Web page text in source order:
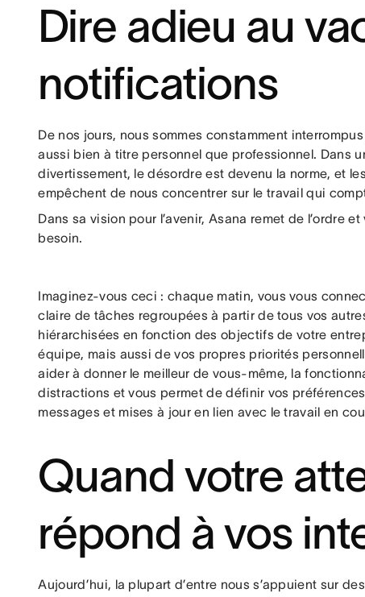
Dire adieu au
notifications
De nos jours, nous sommes constamment
aussi bien à titre personnel que professionnel. Dans
divertissement, le désordre est devenu la norme, et
empêchent de nous concentrer sur le travail qui
Dans sa vision pour l’avenir, Asana remet de l’ordre
besoin.
Imaginez-vous ceci : chaque matin, vous vous
claire de tâches regroupées à partir de tous vos
hiérarchisées en fonction des objectifs de votre
équipe, mais aussi de vos propres priorités
aider à donner le meilleur de vous-même, la
distractions et vous permet de définir vos
messages et mises à jour en lien avec le travail en
Quand votre
répond à vos
Aujourd’hui, la plupart d’entre nous s’appuient sur